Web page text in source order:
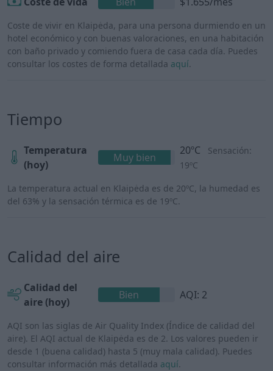
Coste de vivir en Klaipėda, para una persona durmiendo en un
hotel económico y con buenas valoraciones, en una habitación
con baño privado y comiendo fuera de casa cada día. Puedes
consultar los costes de forma detallada aquí.
Tiempo
Temperatura
(hoy)
Muy bien
20ºC
Sensación:
19ºC
La temperatura actual en Klaipėda es de 20ºC, la humedad es
del 63% y la sensación térmica es de 19ºC.
Calidad del aire
Calidad del
aire (hoy)
Bien AQI: 2
AQI son las siglas de Air Quality Index (Índice de calidad del
aire). El AQI actual de Klaipėda es de 2. Los valores pueden ir
desde 1 (buena calidad) hasta 5 (muy mala calidad). Puedes
consultar información más detallada aquí.